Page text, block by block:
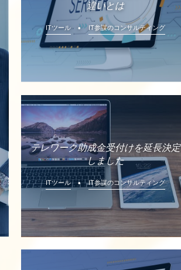
違いとは
ITツール IT参謀のコンサルティング
テレワーク助成金受付けを延長決定
しました
ITツール IT参謀のコンサルティング